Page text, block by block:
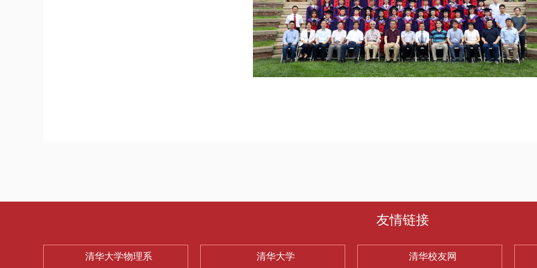
友情链接
清华大学物理系 清华大学 清华校友网